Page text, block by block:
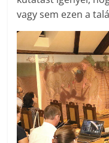
vagy sem ezen a